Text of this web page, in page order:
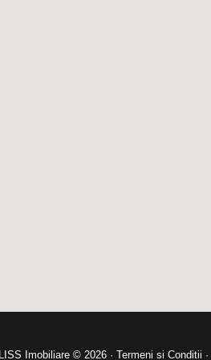
Imobiliare © 2026 · Termeni si Conditii ·